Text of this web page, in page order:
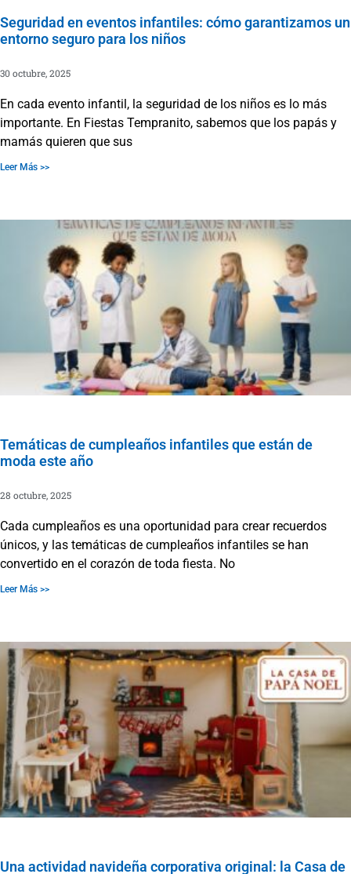
Seguridad en eventos infantiles: cómo garantizamos un
entorno seguro para los niños
30 octubre, 2025
En cada evento infantil, la seguridad de los niños es lo más
importante. En Fiestas Tempranito, sabemos que los papás y
mamás quieren que sus
Leer Más >>
Temáticas de cumpleaños infantiles que están de
moda este año
28 octubre, 2025
Cada cumpleaños es una oportunidad para crear recuerdos
únicos, y las temáticas de cumpleaños infantiles se han
convertido en el corazón de toda fiesta. No
Leer Más >>
Una actividad navideña corporativa original: la Casa de